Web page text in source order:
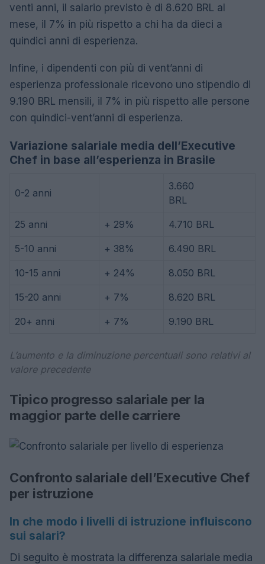
venti anni, il salario previsto è di 8.620 BRL al
mese, il 7% in più rispetto a chi ha da dieci a
quindici anni di esperienza.
Infine, i dipendenti con più di vent’anni di
esperienza professionale ricevono uno stipendio di
9.190 BRL mensili, il 7% in più rispetto alle persone
con quindici-vent’anni di esperienza.
Variazione salariale media dell’Executive
Chef in base all’esperienza in Brasile
0-2 anni
3.660
BRL
25 anni + 29% 4.710 BRL
5-10 anni + 38% 6.490 BRL
10-15 anni + 24% 8.050 BRL
15-20 anni + 7% 8.620 BRL
20+ anni + 7% 9.190 BRL
L’aumento e la diminuzione percentuali sono relativi al
valore precedente
Tipico progresso salariale per la
maggior parte delle carriere
Confronto salariale dell’Executive Chef
per istruzione
In che modo i livelli di istruzione influiscono
sui salari?
Di seguito è mostrata la differenza salariale media